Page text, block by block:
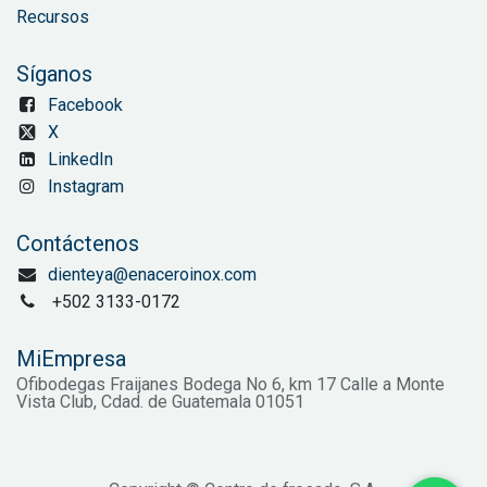
Recursos
Síganos
Facebook
X
LinkedIn
Instagram
Contáctenos
dienteya@enaceroinox.com
+502 3133-0172
MiEmpresa
Ofibodegas Fraijanes Bodega No 6, km 17 Calle a Monte
Vista Club, Cdad. de Guatemala 01051